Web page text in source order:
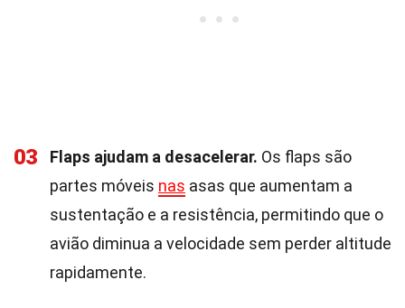
03 Flaps ajudam a desacelerar. Os flaps são
partes móveis nas asas que aumentam a
sustentação e a resistência, permitindo que o
avião diminua a velocidade sem perder altitude
rapidamente.